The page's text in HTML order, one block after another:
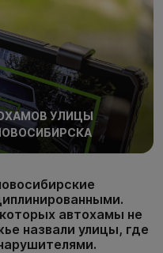
УЛИЦЫ
автохамы не
назвали улицы, где